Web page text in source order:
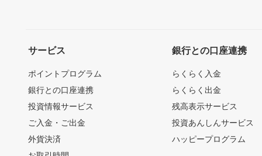
サービス
ポイントプログラム
銀行との口座連携
投資情報サービス
ご入金・ご出金
外貨決済
銀行との口座連携
らくらく入金
らくらく出金
残高表示サービス
投資あんしんサービス
ハッピープログラム